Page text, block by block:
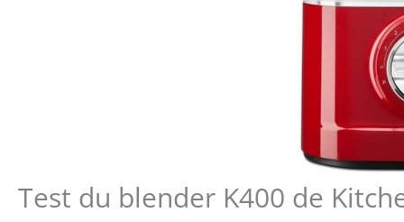
Test du blender K400 de